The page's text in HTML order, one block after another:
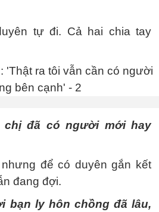
tự đi. Cả hai chia tay
chị đã có người mới hay
để có duyên gắn kết
đang đợi.
bạn ly hôn chồng đã lâu,